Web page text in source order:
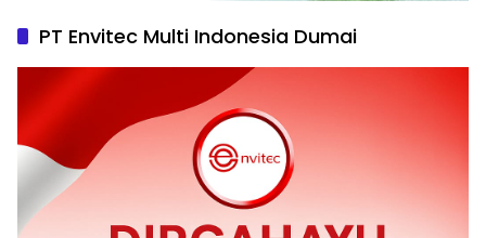
PT Envitec Multi Indonesia Dumai